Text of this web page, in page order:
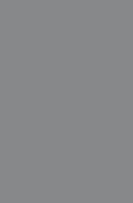
окне))